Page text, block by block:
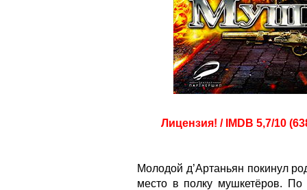
Лицензия! / IMDB 5,7/10
Молодой д’Артаньян покинул
место в полку мушкетёров. По